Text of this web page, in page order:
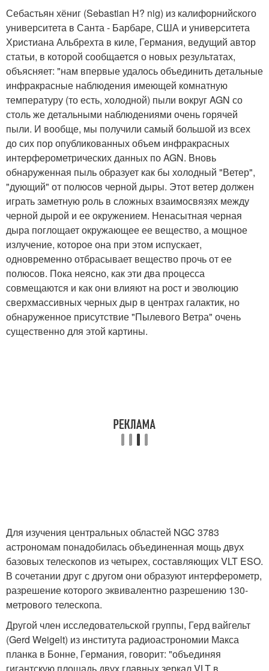
Себастьян хёниг (Sebastian H? nig) из калифорнийского
университета в Санта - Барбаре, США и университета
Христиана Альбрехта в киле, Германия, ведущий автор
статьи, в которой сообщается о новых результатах,
объясняет: "нам впервые удалось объединить детальные
инфракрасные наблюдения имеющей комнатную
температуру (то есть, холодной) пыли вокруг AGN со
столь же детальными наблюдениями очень горячей
пыли. И вообще, мы получили самый большой из всех
до сих пор опубликованных объем инфракрасных
интерферометрических данных по AGN. Вновь
обнаруженная пыль образует как бы холодный "Ветер",
"дующий" от полюсов черной дыры. Этот ветер должен
играть заметную роль в сложных взаимосвязях между
черной дырой и ее окружением. Ненасытная черная
дыра поглощает окружающее ее вещество, а мощное
излучение, которое она при этом испускает,
одновременно отбрасывает вещество прочь от ее
полюсов. Пока неясно, как эти два процесса
совмещаются и как они влияют на рост и эволюцию
сверхмассивных черных дыр в центрах галактик, но
обнаруженное присутствие "Пылевого Ветра" очень
существенно для этой картины.
Для изучения центральных областей NGC 3783
астрономам понадобилась объединенная мощь двух
базовых телескопов из четырех, составляющих VLT ESO.
В сочетании друг с другом они образуют интерферометр,
разрешение которого эквивалентно разрешению 130-
метрового телескопа.
Другой член исследовательской группы, Герд вайгельт
(Gerd Weigelt) из института радиоастрономии Макса
планка в Бонне, Германия, говорит: "объединяя
гигантскую площадь двух главных зеркал VLT в